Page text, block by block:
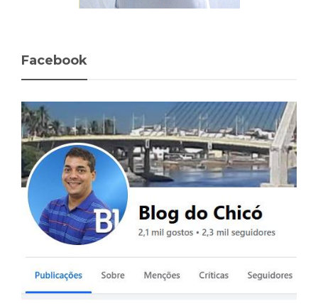
Facebook